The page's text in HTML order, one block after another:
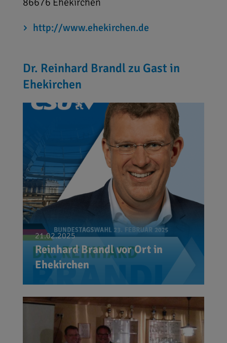
http://www.ehekirchen.de
Dr. Reinhard Brandl zu Gast in
Ehekirchen
21.02.2025
Reinhard Brandl vor Ort in
Ehekirchen